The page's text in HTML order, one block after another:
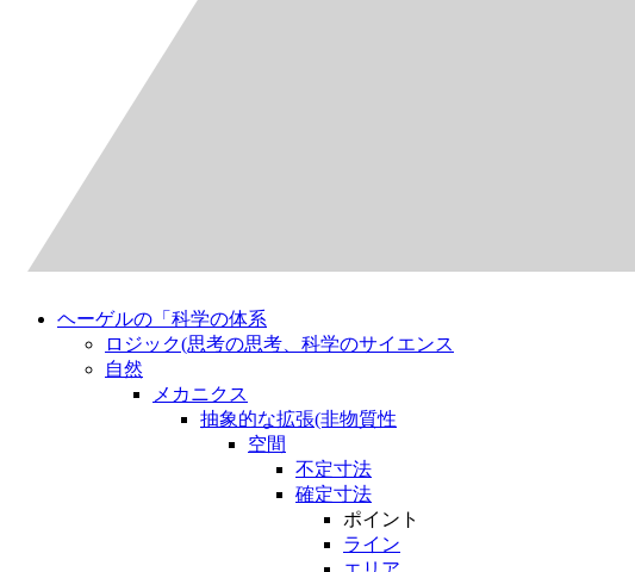
ヘーゲルの「科学の体系
ロジック(思考の思考、科学のサイエンス
自然
メカニクス
抽象的な拡張(非物質性
空間
不定寸法
確定寸法
ポイント
ライン